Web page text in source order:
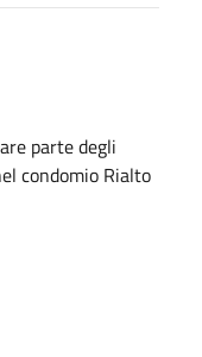
parte degli
condomio Rialto